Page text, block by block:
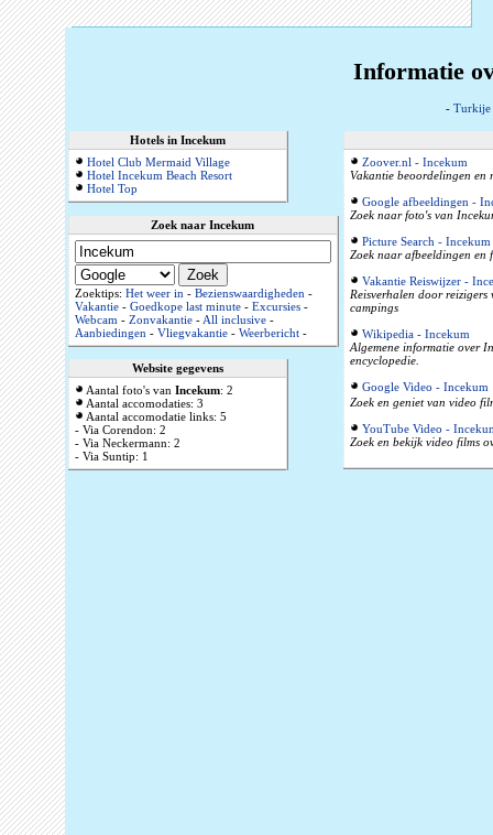
Informatie
- Turkije
Hotels in Incekum
Hotel Club Mermaid Village
Hotel Incekum Beach Resort
Hotel Top
Zoek naar Incekum
Zoektips: Het weer in- Bezienswaardigheden-
Vakantie- Goedkope last minute- Excursies-
Webcam- Zonvakantie-All inclusive-
Aanbiedingen- Vliegvakantie- Weerbericht-
Website gegevens
Aantal foto's van Incekum: 2
Aantal accomodaties: 3
Aantal accomodatie links: 5
- Via Corendon: 2
- Via Neckermann: 2
- Via Suntip: 1
Zoover.nl - Incekum
Vakantie beoordelingen en
Google afbeeldingen -
Zoek naar foto's van
Picture Search - Incekum
Zoek naar afbeeldingen en
Vakantie Reiswijzer -
Reisverhalen door reizigers
campings
Wikipedia - Incekum
Algemene informatie over
encyclopedie.
Google Video - Incekum
Zoek en geniet van video
YouTube Video -
Zoek en bekijk video films